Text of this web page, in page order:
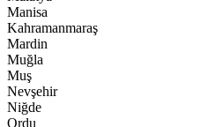
Manisa
Kahramanmaraş
Mardin
Muğla
Muş
Nevşehir
Niğde
Ordu